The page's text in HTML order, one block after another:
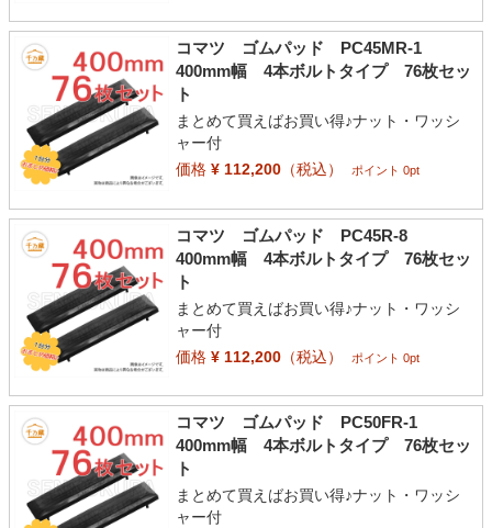
コマツ ゴムパッド PC45MR-1
400mm幅 4本ボルトタイプ 76枚セッ
ト
まとめて買えばお買い得♪ナット・ワッシ
ャー付
価格¥ 112,200（税込） ポイント 0pt
コマツ ゴムパッド PC45R-8
400mm幅 4本ボルトタイプ 76枚セッ
ト
まとめて買えばお買い得♪ナット・ワッシ
ャー付
価格¥ 112,200（税込） ポイント 0pt
コマツ ゴムパッド PC50FR-1
400mm幅 4本ボルトタイプ 76枚セッ
ト
まとめて買えばお買い得♪ナット・ワッシ
ャー付